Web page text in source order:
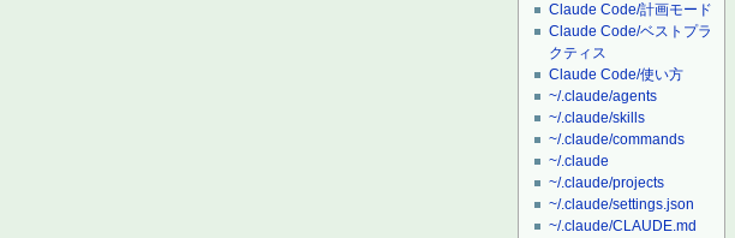
Claude Code/計画モード
Claude Code/ベストプラ
クティス
Claude Code/使い方
~/.claude/agents
~/.claude/skills
~/.claude/commands
~/.claude
~/.claude/projects
~/.claude/settings.json
~/.claude/CLAUDE.md